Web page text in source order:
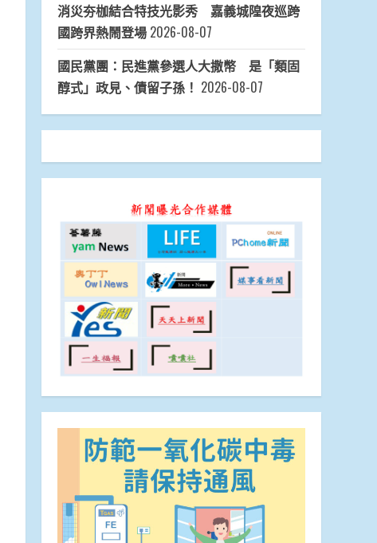
消災夯枷結合特技光影秀 嘉義城隍夜巡跨
國跨界熱鬧登場 2026-08-07
國民黨團：民進黨參選人大撒幣 是「類固
醇式」政見、債留子孫！ 2026-08-07